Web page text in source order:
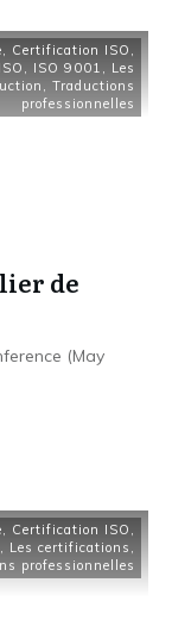
, Certification ISO ,
ISO , ISO 9001 , Les
, Traductions
professionnelles
de
(May
, Certification ISO ,
, Les certifications ,
professionnelles